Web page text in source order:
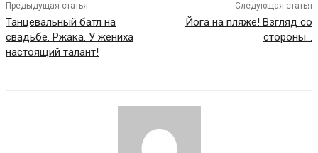
Предыдущая статья
Танцевальный батл на
свадьбе. Ржака. У жениха
настоящий талант!
Следующая статья
Йога на пляже! Взгляд со
стороны…